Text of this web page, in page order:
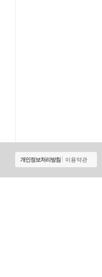
개인정보처리방침 이용약관